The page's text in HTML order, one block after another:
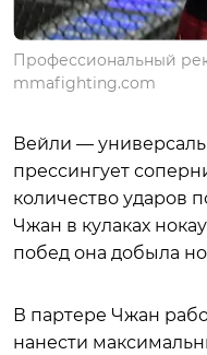
Профессиональный
mmafighting.com
Вейли —
прессингует
количество ударов
Чжан в кулаках
побед она добыла
В партере Чжан
нанести